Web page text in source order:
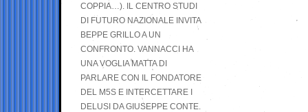
COPPIA…). IL CENTRO STUDI
DI FUTURO NAZIONALE INVITA
BEPPE GRILLO A UN
CONFRONTO. VANNACCI HA
UNA VOGLIA MATTA DI
PARLARE CON IL FONDATORE
DEL M5S E INTERCETTARE I
DELUSI DA GIUSEPPE CONTE.